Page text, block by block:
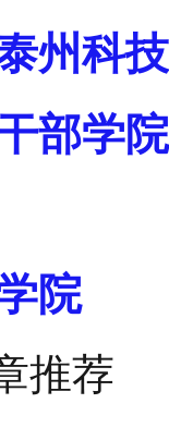
州科
部学院
院
推荐